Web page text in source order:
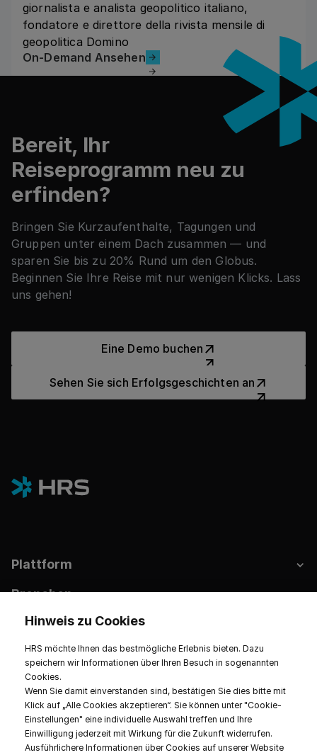
giornalista e analista geopolitico italiano,
fondatore e direttore della rivista mensile di
geopolitica Domino
On-Demand Ansehen
On-Demand Ansehen
Bereit, Ihr
Reiseprogramm neu zu
erfinden?
Bringen Sie Kurzaufenthalte, Tagungen und
Gruppen unter einem Dach zusammen — und
sparen Sie bis zu 20% Rund um den Globus.
Beginnen Sie Ihre Reise mit nur wenigen Klicks. Lass
uns gehen!
Eine Demo buchen
Sehen Sie sich Erfolgsgeschichten an
Plattform
Branchen
Hotels & Nachhaltigkeit
Ressourcen
Unternehmen
Hinweis zu Cookies
HRS möchte Ihnen das bestmögliche Erlebnis bieten. Dazu
speichern wir Informationen über Ihren Besuch in sogenannten
Cookies.
Wenn Sie damit einverstanden sind, bestätigen Sie dies bitte mit
Klick auf „Alle Cookies akzeptieren“. Sie können unter "Cookie-
Einstellungen" eine individuelle Auswahl treffen und Ihre
Einwilligung jederzeit mit Wirkung für die Zukunft widerrufen.
Ausführlichere Informationen über Cookies auf unserer Website